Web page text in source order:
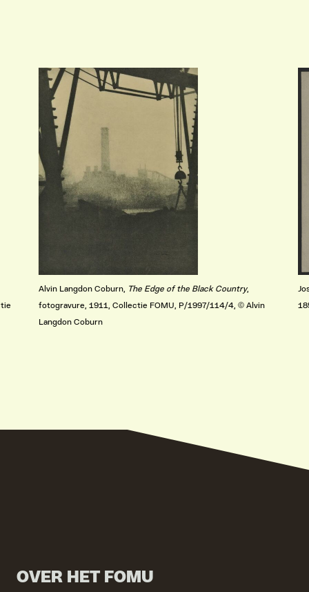
Alvin Langdon Coburn, The Edge of the Black Country,
fotogravure, 1911, Collectie FOMU, P/1997/114/4, © Alvin
Langdon Coburn
OVER HET FOMU